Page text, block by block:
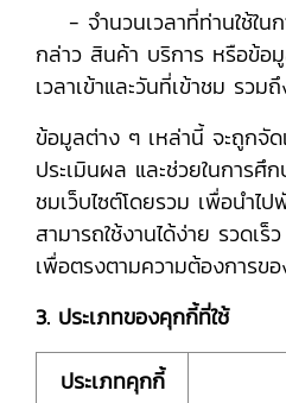
- จำนวนเวลาที่ท่านใช้ในก
กล่าว สินค้า บริการ หรือข้อ
เวลาเข้าและวันที่เข้าชม รว
ข้อมูลต่าง ๆ เหล่านี้ จะถูกจัด
ประเมินผล และช่วยในการ
ชมเว็บไซต์โดยรวม เพื่อนำ
สามารถใช้งานได้ง่าย รวดเ
เพื่อตรงตามความต้องการข
3. ประเภทของคุกกี้ที่ใช้
ประเภทคุกกี้